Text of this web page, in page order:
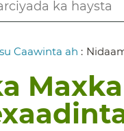
ka haysta
Caawinta ah :